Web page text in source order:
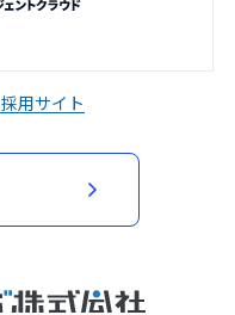
採用サイト